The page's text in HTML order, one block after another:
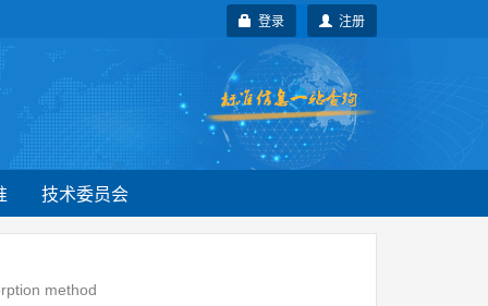
注册
登录
技术委员会
method